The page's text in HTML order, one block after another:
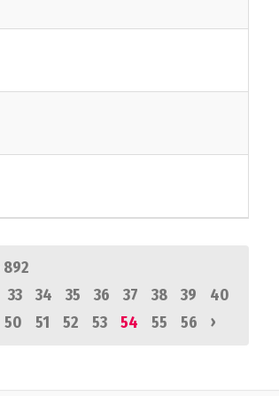
892
33 34 35 36 37 38 39
40
50 51 52 53 54 55 56 ›